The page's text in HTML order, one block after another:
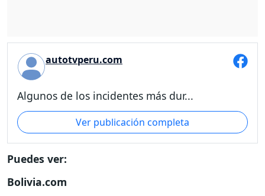
autotvperu.com
Algunos de los incidentes más dur...
Ver publicación completa
Puedes ver:
Bolivia.com